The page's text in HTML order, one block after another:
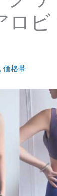
ロビ
, 価格帯